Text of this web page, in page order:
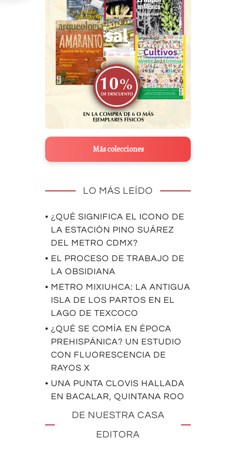
Más colecciones
LO MÁS LEÍDO
• ¿QUÉ SIGNIFICA EL ICONO DE
LA ESTACIÓN PINO SUÁREZ
DEL METRO CDMX?
• EL PROCESO DE TRABAJO DE
LA OBSIDIANA
• METRO MIXIUHCA: LA ANTIGUA
ISLA DE LOS PARTOS EN EL
LAGO DE TEXCOCO
• ¿QUÉ SE COMÍA EN ÉPOCA
PREHISPÁNICA? UN ESTUDIO
CON FLUORESCENCIA DE
RAYOS X
• UNA PUNTA CLOVIS HALLADA
EN BACALAR, QUINTANA ROO
DE NUESTRA CASA
EDITORA